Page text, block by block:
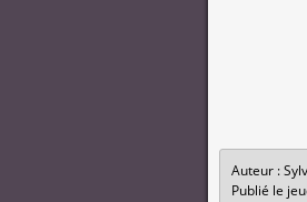
Auteur :
Publié le